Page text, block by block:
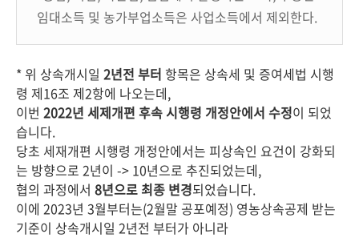
임대소득 및 농가부업소득은 사업소득에서 제외한다.
* 위 상속개시일 2년전 부터 항목은 상속세 및 증여세법 시행
령 제16조 제2항에 나오는데,
이번 2022년 세제개편 후속 시행령 개정안에서 수정이 되었
습니다.
당초 세재개편 시행령 개정안에서는 피상속인 요건이 강화되
는 방향으로 2년이 -> 10년으로 추진되었는데,
협의 과정에서 8년으로 최종 변경되었습니다.
이에 2023년 3월부터는(2월말 공포예정) 영농상속공제 받는
기준이 상속개시일 2년전 부터가 아니라